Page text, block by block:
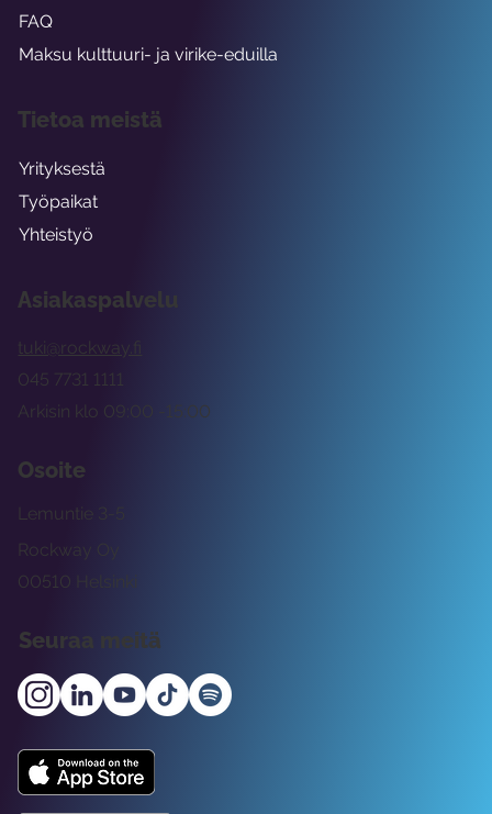
Asiakaspalvelu
tuki@rockway.fi
Arkisin klo 09:00 -15:00
045 7731 1111
Osoite
Rockway Oy
Lemuntie 3-5
00510 Helsinki
Seuraa meitä
FAQ
Maksu kulttuuri- ja virike-eduilla
Tietoa meistä
Yrityksestä
Työpaikat
Yhteistyö